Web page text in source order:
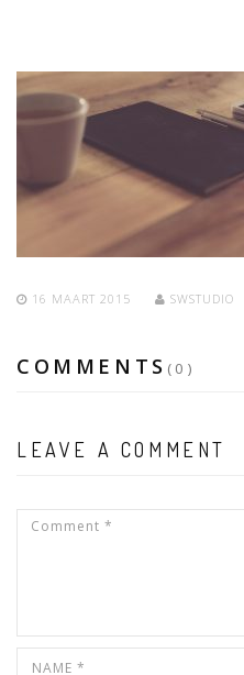
16 MAART 2015 SWSTUDIO
COMMENTS (0)
LEAVE A COMMENT